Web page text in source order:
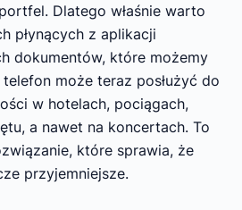
Dlatego właśnie warto
płynących z aplikacji
dokumentów, które możemy
może teraz posłużyć do
w hotelach, pociągach,
a nawet na koncertach. To
które sprawia, że
przyjemniejsze.